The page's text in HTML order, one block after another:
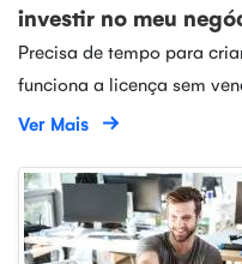
investir no meu
Precisa de tempo para
funciona a licença sem
Ver Mais